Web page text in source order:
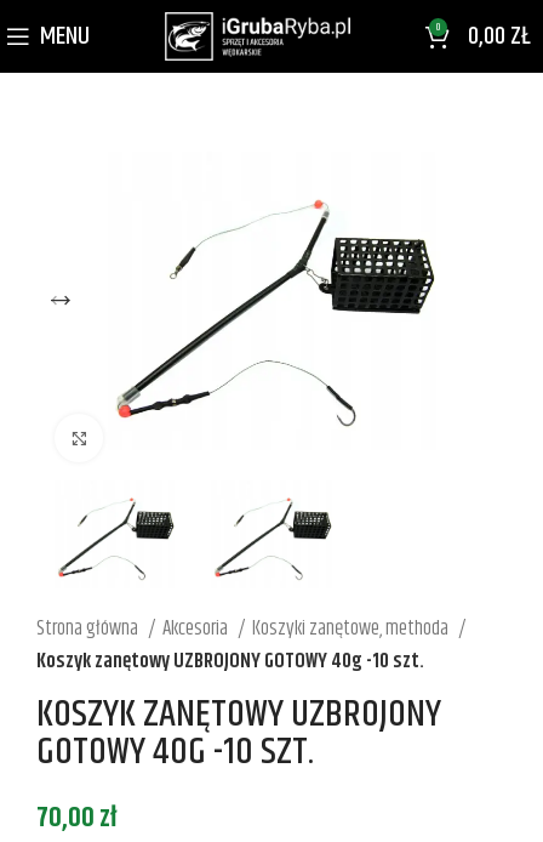
MENU 0 0,00ZŁ
Strona główna Akcesoria
Koszyki zanętowe, methoda
Koszyk zanętowy UZBROJONY GOTOWY 40g -10 szt.
KOSZYK ZANĘTOWY UZBROJONY
GOTOWY 40G -10 SZT.
70,00zł